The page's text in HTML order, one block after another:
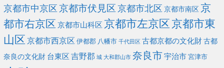
京都市中京区京都市伏見区京都市北区 京都市南区 京
都市右京区 京都市山科区 京都市左京区京都市東
山区京都市西京区 伊都郡 八幡市 千代田区 古都京都の文化財古都
奈良の文化財 台東区 吉野郡 城 大和郡山市 奈良市宇治市 宮津市